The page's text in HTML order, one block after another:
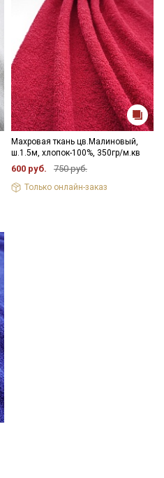
Махровая ткань цв.Малиновый,
ш.1.5м, хлопок-100%, 350гр/м.кв
600 руб. 750 руб.
Только онлайн-заказ